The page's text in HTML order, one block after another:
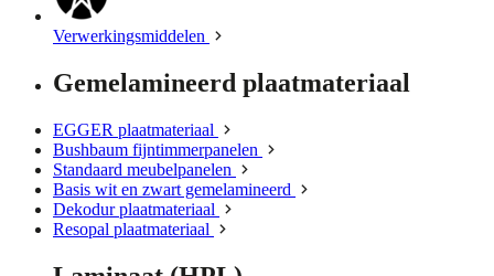
Verwerkingsmiddelen
Gemelamineerd plaatmateriaal
EGGER plaatmateriaal
Bushbaum fijntimmerpanelen
Standaard meubelpanelen
Basis wit en zwart gemelamineerd
Dekodur plaatmateriaal
Resopal plaatmateriaal